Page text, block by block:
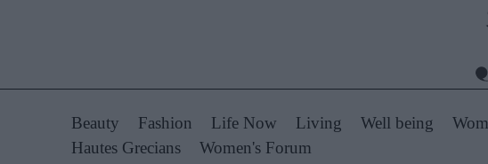
Styling Tips
Fashion News
Beauty Fashion Life Now Living Well being
Hautes Grecians
Women's Forum